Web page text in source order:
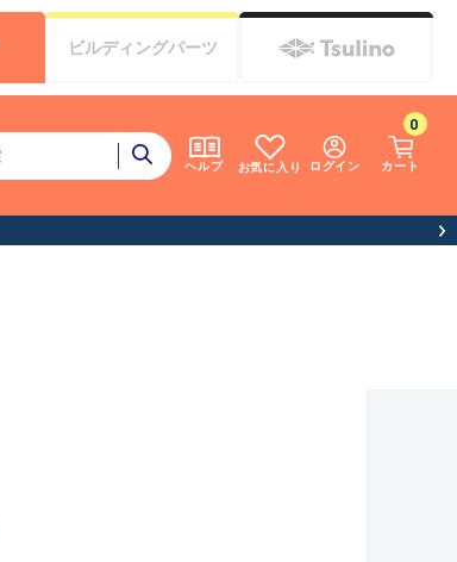
ヘルプ お気に入り ログイン カート
0
ビルディングパーツ